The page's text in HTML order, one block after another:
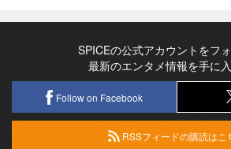
SPICEの公式アカウントをフ
最新のエンタメ情報を手に
Follow on Facebook
RSSフィードの購読はこ